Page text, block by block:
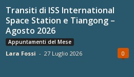
Transiti di ISS International
Space Station e Tiangong –
Agosto 2026
Appuntamenti del Mese
Lara Fossi - 27 Luglio 2026 0